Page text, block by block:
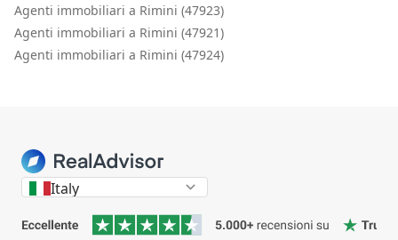
Agenti immobiliari a Rimini (47923)
Agenti immobiliari a Rimini (47921)
Agenti immobiliari a Rimini (47924)
Italy